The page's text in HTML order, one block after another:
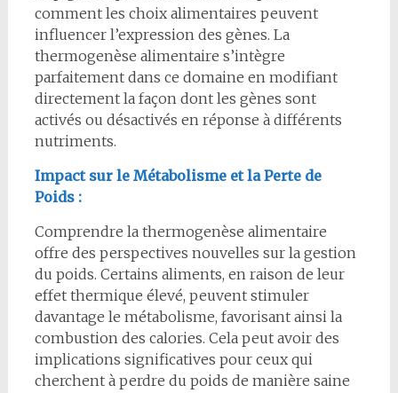
comment les choix alimentaires peuvent
influencer l’expression des gènes. La
thermogenèse alimentaire s’intègre
parfaitement dans ce domaine en modifiant
directement la façon dont les gènes sont
activés ou désactivés en réponse à différents
nutriments.
Impact sur le Métabolisme et la Perte de
Poids :
Comprendre la thermogenèse alimentaire
offre des perspectives nouvelles sur la gestion
du poids. Certains aliments, en raison de leur
effet thermique élevé, peuvent stimuler
davantage le métabolisme, favorisant ainsi la
combustion des calories. Cela peut avoir des
implications significatives pour ceux qui
cherchent à perdre du poids de manière saine